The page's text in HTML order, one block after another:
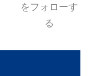
をフォローす
る